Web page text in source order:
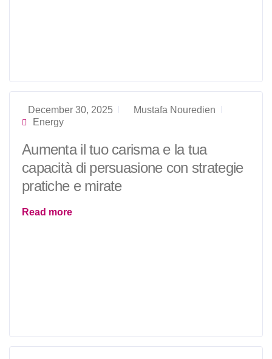
December 30, 2025
Mustafa Nouredien
Energy
Aumenta il tuo carisma e la tua
capacità di persuasione con strategie
pratiche e mirate
Read more